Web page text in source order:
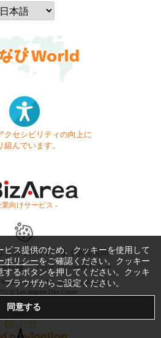
クセシビリティの向上に
組んでいます。
業向けサービス -
じめてガイド
よくある質問
作権 プライバシーポリシー
Navigation, Inc. All Rights Reserved.
@ Los Angeles Data Center
ビス提供のため、クッキーを使用して
ポリシーをご確認ください。クッキー
するボタンを押してください。クッキ
ラウザからご設定ください。